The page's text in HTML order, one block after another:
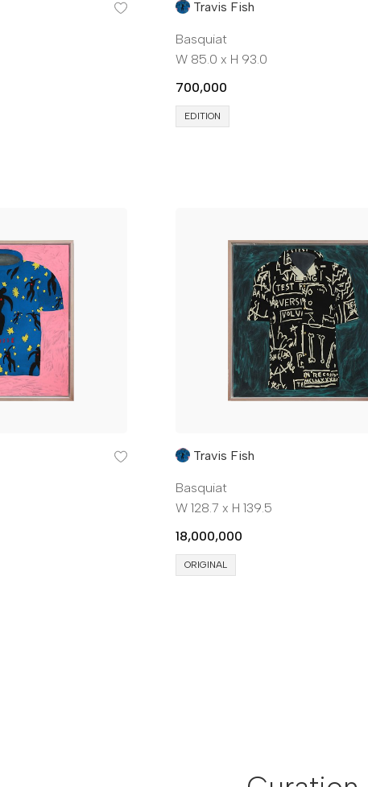
Travis Fish
Basquiat
W 85.0 x H 93.0
700,000
EDITION
Travis Fish
Basquiat
W 128.7 x H 139.5
18,000,000
ORIGINAL